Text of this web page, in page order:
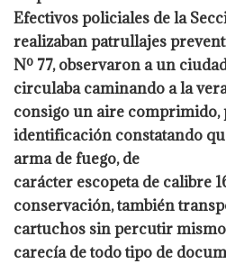
Efectivos policiales de la
realizaban patrullajes
Nº 77, observaron a un
circulabacaminando a la
consigo un aire comprimido,
identificación constatando
arma de fuego, de
carácter escopeta de calibre
conservación, también
cartuchos sin percutir
carecía detodo tipo de